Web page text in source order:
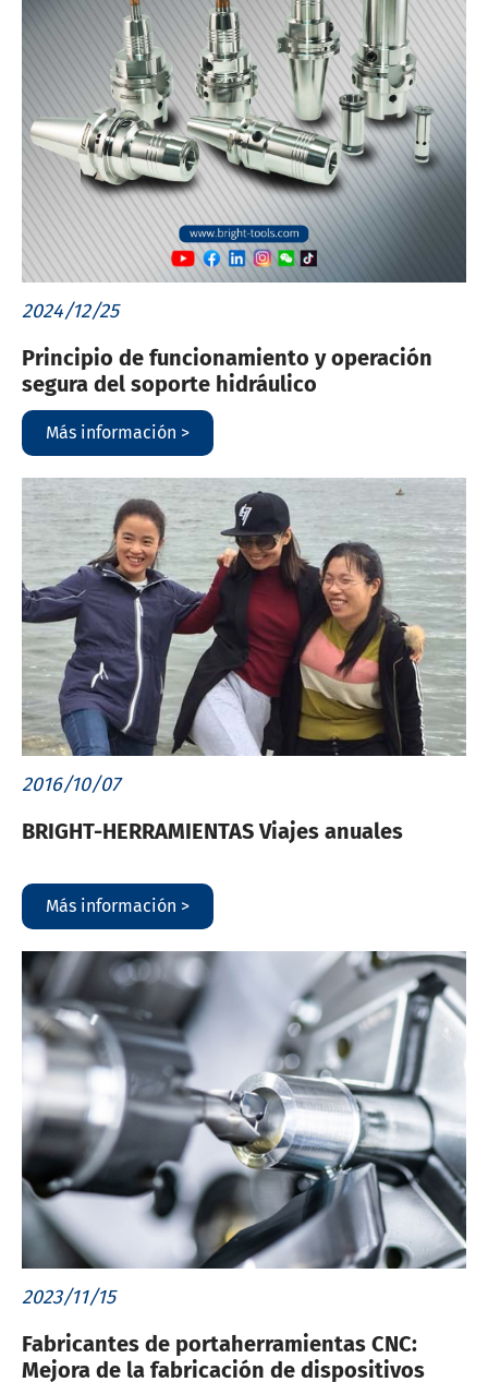
2024/12/25
Principio de funcionamiento y operación
segura del soporte hidráulico
Más información >
2016/10/07
BRIGHT-HERRAMIENTAS Viajes anuales
Más información >
2023/11/15
Fabricantes de portaherramientas CNC:
Mejora de la fabricación de dispositivos